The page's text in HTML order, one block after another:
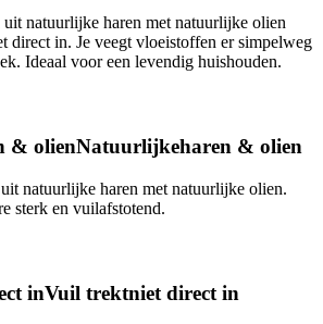
natuurlijke haren met natuurlijke olien
direct in. Je veegt vloeistoffen er simpelweg
Ideaal voor een levendig huishouden.
& olienNatuurlijkeharen & olien
natuurlijke haren met natuurlijke olien.
sterk en vuilafstotend.
inVuil trektniet direct in